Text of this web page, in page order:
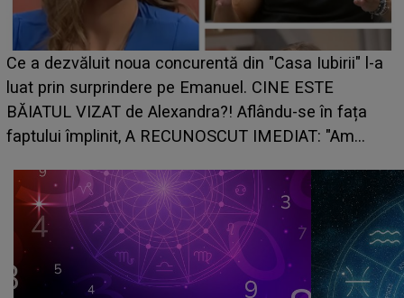
HOROSCOP de weekend, 8-9 august 2026. Zodia
care riscă să rămână fără bani. O decizie luată în
grabă îi aduce pierderi semnificative și îi dă toate
planurile peste cap